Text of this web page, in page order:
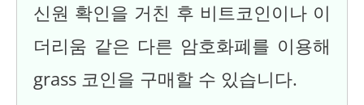
신원 확인을 거친 후 비트코인이나 이
더리움 같은 다른 암호화폐를 이용해
grass 코인을 구매할 수 있습니다.